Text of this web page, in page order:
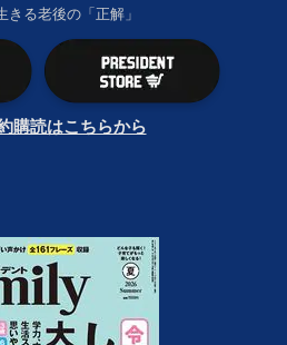
きる老後の「正解」
購読はこちらから